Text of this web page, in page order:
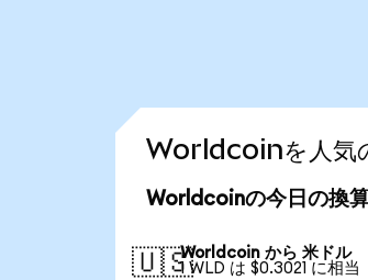
Worldcoinを人気
Worldcoinの今日の換
🇺🇸Worldcoin から 米ドル
1 WLD は $0.3021 に相当